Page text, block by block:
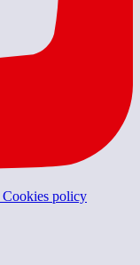
Cookies policy